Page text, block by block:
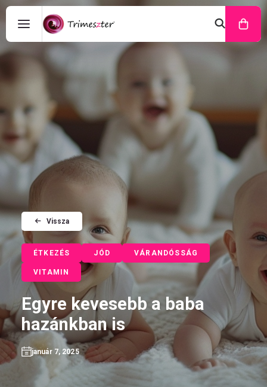
HU
Vissza
ÉTKEZÉS JÓD VÁRANDÓSSÁG
VITAMIN
Egyre kevesebb a baba
hazánkban is
január 7, 2025